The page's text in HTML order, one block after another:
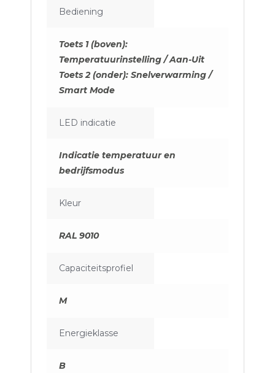
Bediening
Toets 1 (boven):
Temperatuurinstelling / Aan-Uit
Toets 2 (onder): Snelverwarming /
Smart Mode
LED indicatie
Indicatie temperatuur en
bedrijfsmodus
Kleur
RAL 9010
Capaciteitsprofiel
M
Energieklasse
B